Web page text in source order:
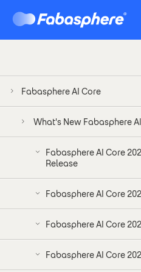
Fabasphere AI Core
What's New Fabasphere
Fabasphere AI Core
Release
Fabasphere AI Core
Fabasphere AI Core
Fabasphere AI Core